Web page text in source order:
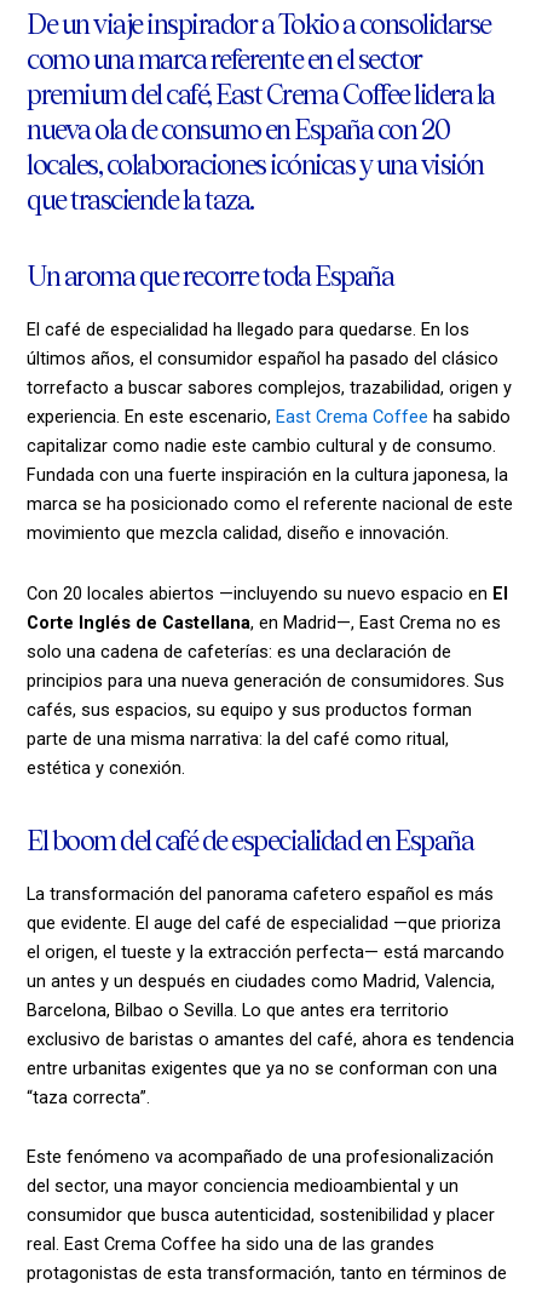
De un viaje inspirador a Tokio a consolidarse
como una marca referente en el sector
premium del café, East Crema Coffee lidera la
nueva ola de consumo en España con 20
locales, colaboraciones icónicas y una visión
que trasciende la taza.
Un aroma que recorre toda España
El café de especialidad ha llegado para quedarse. En los
últimos años, el consumidor español ha pasado del clásico
torrefacto a buscar sabores complejos, trazabilidad, origen y
experiencia. En este escenario,East Crema Coffee ha sabido
capitalizar como nadie este cambio cultural y de consumo.
Fundada con una fuerte inspiración en la cultura japonesa, la
marca se ha posicionado como el referente nacional de este
movimiento que mezcla calidad, diseño e innovación.
Con 20 locales abiertos —incluyendo su nuevo espacio en El
Corte Inglés de Castellana, en Madrid—, East Crema no es
solo una cadena de cafeterías: es una declaración de
principios para una nueva generación de consumidores. Sus
cafés, sus espacios, su equipo y sus productos forman
parte de una misma narrativa: la del café como ritual,
estética y conexión.
El boom del café de especialidad en España
La transformación del panorama cafetero español es más
que evidente. El auge del café de especialidad —que prioriza
el origen, el tueste y la extracción perfecta— está marcando
un antes y un después en ciudades como Madrid, Valencia,
Barcelona, Bilbao o Sevilla. Lo que antes era territorio
exclusivo de baristas o amantes del café, ahora es tendencia
entre urbanitas exigentes que ya no se conforman con una
“taza correcta”.
Este fenómeno va acompañado de una profesionalización
del sector, una mayor conciencia medioambiental y un
consumidor que busca autenticidad, sostenibilidad y placer
real. East Crema Coffee ha sido una de las grandes
protagonistas de esta transformación, tanto en términos de